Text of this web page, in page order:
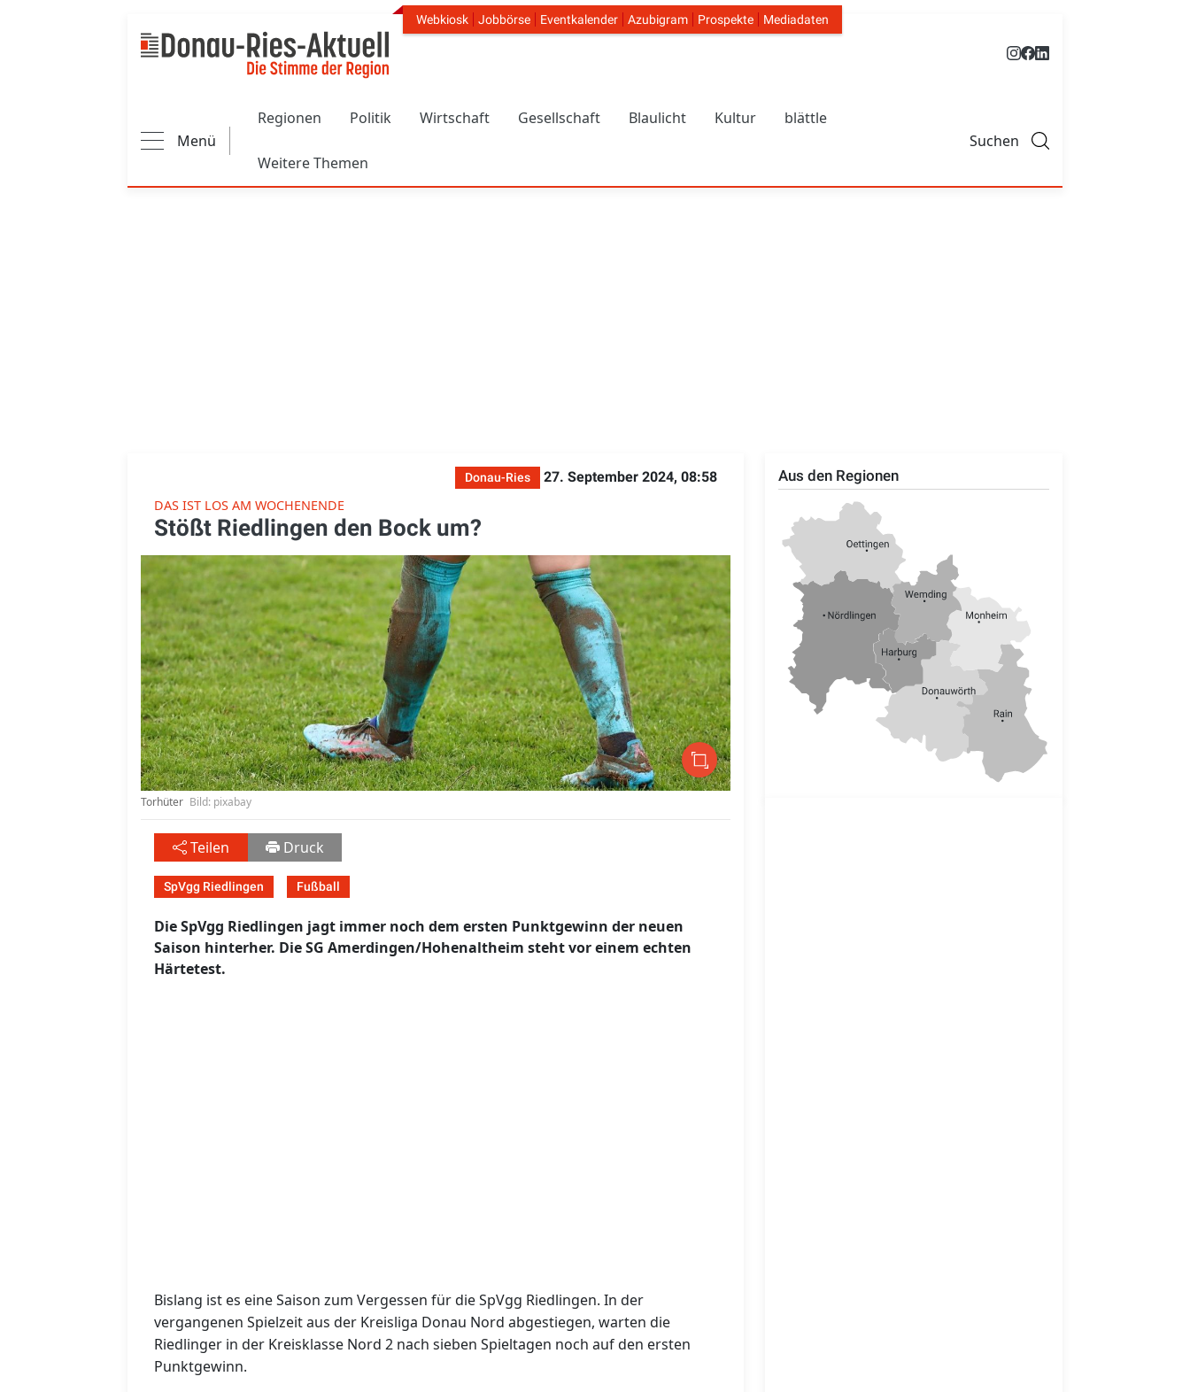
Header Navigation
Webkiosk Jobbörse Eventkalender Azubigram Prospekte Mediadaten
Menü
Regionen Politik Wirtschaft Gesellschaft Blaulicht Kultur blättle
Weitere Themen
Suchen
Donau-Ries
27. September 2024, 08:58
DAS IST LOS AM WOCHENENDE
Stößt Riedlingen den Bock um?
Torhüter Bild: pixabay
Teilen Druck
SpVgg Riedlingen Fußball
Die SpVgg Riedlingen jagt immer noch dem ersten Punktgewinn der neuen
Saison hinterher. Die SG Amerdingen/Hohenaltheim steht vor einem echten
Härtetest.
Bislang ist es eine Saison zum Vergessen für die SpVgg Riedlingen. In der
vergangenen Spielzeit aus der Kreisliga Donau Nord abgestiegen, warten die
Riedlinger in der Kreisklasse Nord 2 nach sieben Spieltagen noch auf den ersten
Punktgewinn.
Aus den Regionen